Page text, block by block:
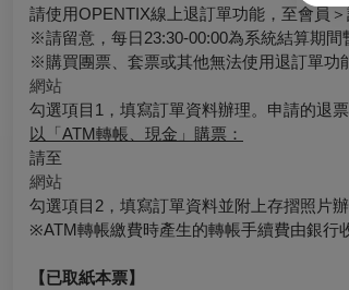
請使用OPENTIX線上退訂單功能，至會員
※請留意，每日23:30-00:00為系統結算期間
※購買團票、套票或其他無法使用退訂單功
網站
勾選項目1，填寫訂單資料辦理。申請的退
以「ATM轉帳、現金」購票：
請至
網站
勾選項目2，填寫訂單資料並附上存摺照片
※ATM轉帳繳費時產生的轉帳手續費由銀行
【已取紙本票】